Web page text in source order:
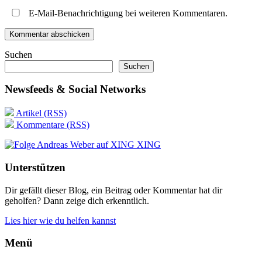
E-Mail-Benachrichtigung bei weiteren Kommentaren.
Suchen
Suchen
Newsfeeds & Social Networks
Artikel (RSS)
Kommentare (RSS)
XING
Unterstützen
Dir gefällt dieser Blog, ein Beitrag oder Kommentar hat dir
geholfen? Dann zeige dich erkenntlich.
Lies hier wie du helfen kannst
Menü